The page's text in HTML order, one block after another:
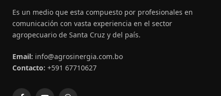
Es un medio que esta compuesto por profesionales en
comunicación con vasta experiencia en el sector
agropecuario de Santa Cruz y del país.
Email: info@agrosinergia.com.bo
Contacto: +591 67710627